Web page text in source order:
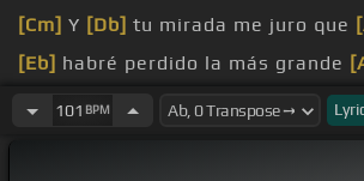
[Cm] Y [Db] tu mirada me juro que
[Eb] habré perdido la más grande
[Db]sé nada de[Ab] tu
101 BPM